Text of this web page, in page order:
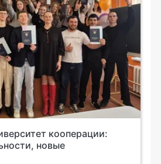
кооперации:
новые